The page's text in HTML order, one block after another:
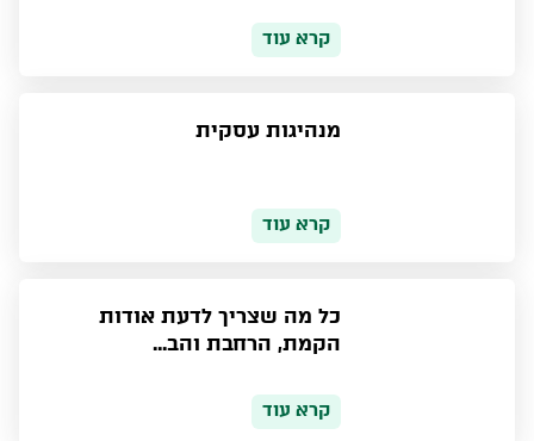
קרא עוד
מנהיגות עסקית
קרא עוד
כל מה שצריך לדעת אודות
הקמת, הרחבת והב...
קרא עוד